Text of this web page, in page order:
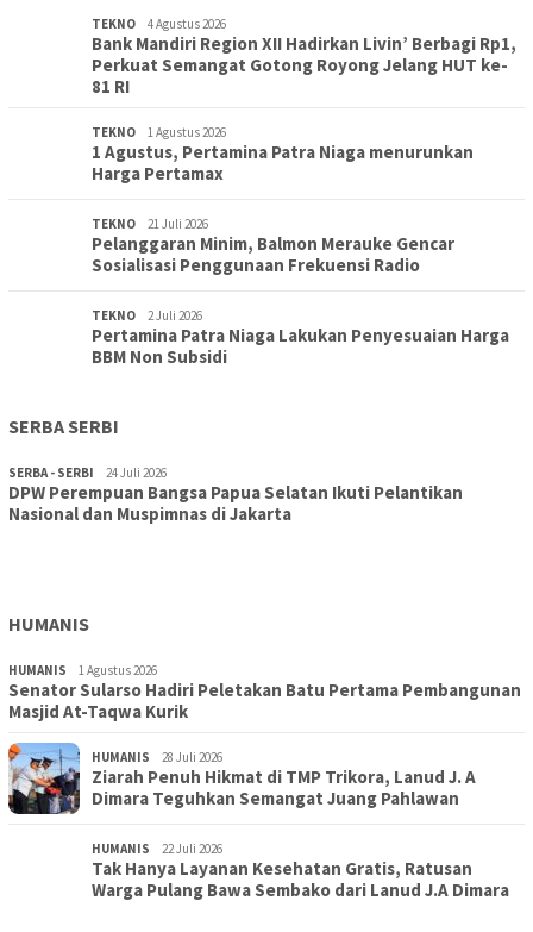
TEKNO 4 Agustus 2026
Bank Mandiri Region XII Hadirkan Livin’ Berbagi Rp1,
Perkuat Semangat Gotong Royong Jelang HUT ke-
81 RI
TEKNO 1 Agustus 2026
1 Agustus, Pertamina Patra Niaga menurunkan
Harga Pertamax
TEKNO 21 Juli 2026
Pelanggaran Minim, Balmon Merauke Gencar
Sosialisasi Penggunaan Frekuensi Radio
TEKNO 2 Juli 2026
Pertamina Patra Niaga Lakukan Penyesuaian Harga
BBM Non Subsidi
SERBA SERBI
SERBA - SERBI 24 Juli 2026
DPW Perempuan Bangsa Papua Selatan Ikuti Pelantikan
Nasional dan Muspimnas di Jakarta
TOPIK 30 Juli 2026
Wujudkan Sekolah Adiwiyata:SD Inpres Polder Merauke
HUMANIS
HUMANIS 1 Agustus 2026
Senator Sularso Hadiri Peletakan Batu Pertama Pembangunan
Masjid At-Taqwa Kurik
HUMANIS 28 Juli 2026
Ziarah Penuh Hikmat di TMP Trikora, Lanud J. A
Dimara Teguhkan Semangat Juang Pahlawan
HUMANIS 22 Juli 2026
Tak Hanya Layanan Kesehatan Gratis, Ratusan
Warga Pulang Bawa Sembako dari Lanud J.A Dimara